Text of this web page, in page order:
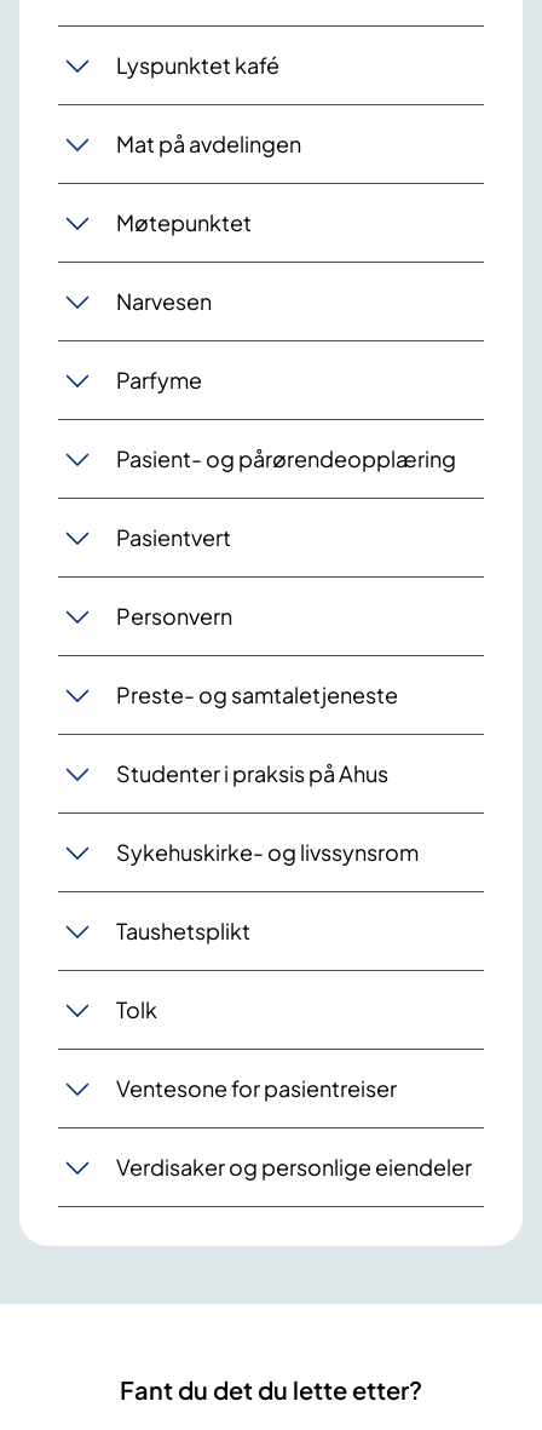
Lyspunktet kafé
Mat på avdelingen
Møtepunktet
Narvesen
Parfyme
Pasient- og pårørendeopplæring
Pasientvert
Personvern
Preste- og samtaletjeneste
Studenter i praksis på Ahus
Sykehuskirke- og livssynsrom
Taushetsplikt
Tolk
Ventesone for pasientreiser
Verdisaker og personlige eiendeler
Fant du det du lette etter?